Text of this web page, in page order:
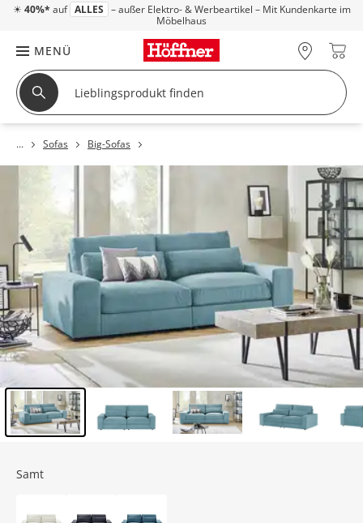
☀ 40%* auf ALLES – außer Elektro- & Werbeartikel – Mit Kundenkarte im
Möbelhaus
MENÜ
Sofas Big-Sofas
Samt